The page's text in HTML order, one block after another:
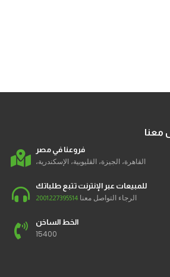
معنا
فروعنا في مصر
القاهرة، الجيزة، القليوبية، الإسكندرية،
للمبيعات عبر الإنترنت تتبع طلباتك
الرجاء التواصل معنا 2001227395514
الخط الساخن
15400